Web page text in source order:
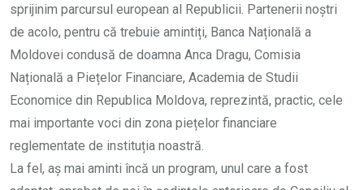
sprijinim parcursul european al Republicii. Partenerii noștri
de acolo, pentru că trebuie amintiți, Banca Națională a
Moldovei condusă de doamna Anca Dragu, Comisia
Națională a Piețelor Financiare, Academia de Studii
Economice din Republica Moldova, reprezintă, practic, cele
mai importante voci din zona piețelor financiare
reglementate de instituția noastră.
La fel, aș mai aminti încă un program, unul care a fost